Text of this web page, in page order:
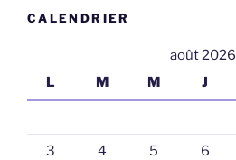
CALENDRIER
août 2026
L
M M J
3 4 5 6